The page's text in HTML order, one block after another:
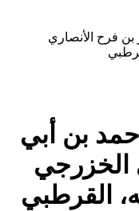
بن فرح الأنصاري
بن أبي
الخزرجي
القرطبي